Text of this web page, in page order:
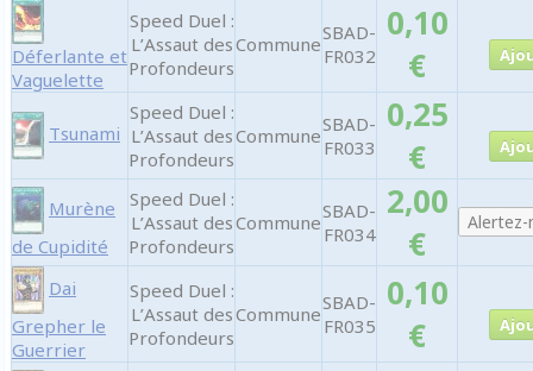
Déferlante et
Vaguelette
Speed Duel :
L’Assaut des
Profondeurs
CommuneSBAD-
FR032
0,10
€
Tsunami
Speed Duel :
L’Assaut des
Profondeurs
CommuneSBAD-
FR033
0,25
€
Murène
de Cupidité
Speed Duel :
L’Assaut des
Profondeurs
CommuneSBAD-
FR034
2,00
€
Dai
Grepher le
Guerrier
Speed Duel :
L’Assaut des
Profondeurs
CommuneSBAD-
FR035
0,10
€